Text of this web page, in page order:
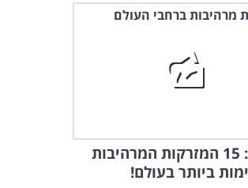
בשוק שיכולה ללמד
רונלדו ומסי!
ומוזיקה זה דווקא
לא רע...
מהפנט: 15 המזרקות המרהיבות
ביותר בעולם!